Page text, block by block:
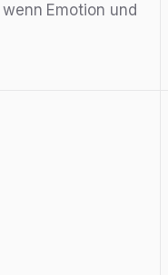
Emotion und